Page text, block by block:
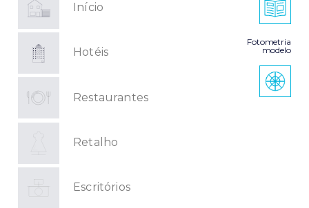
Início
Hotéis
Restaurantes
Retalho
Escritórios
Fotometria
modelo